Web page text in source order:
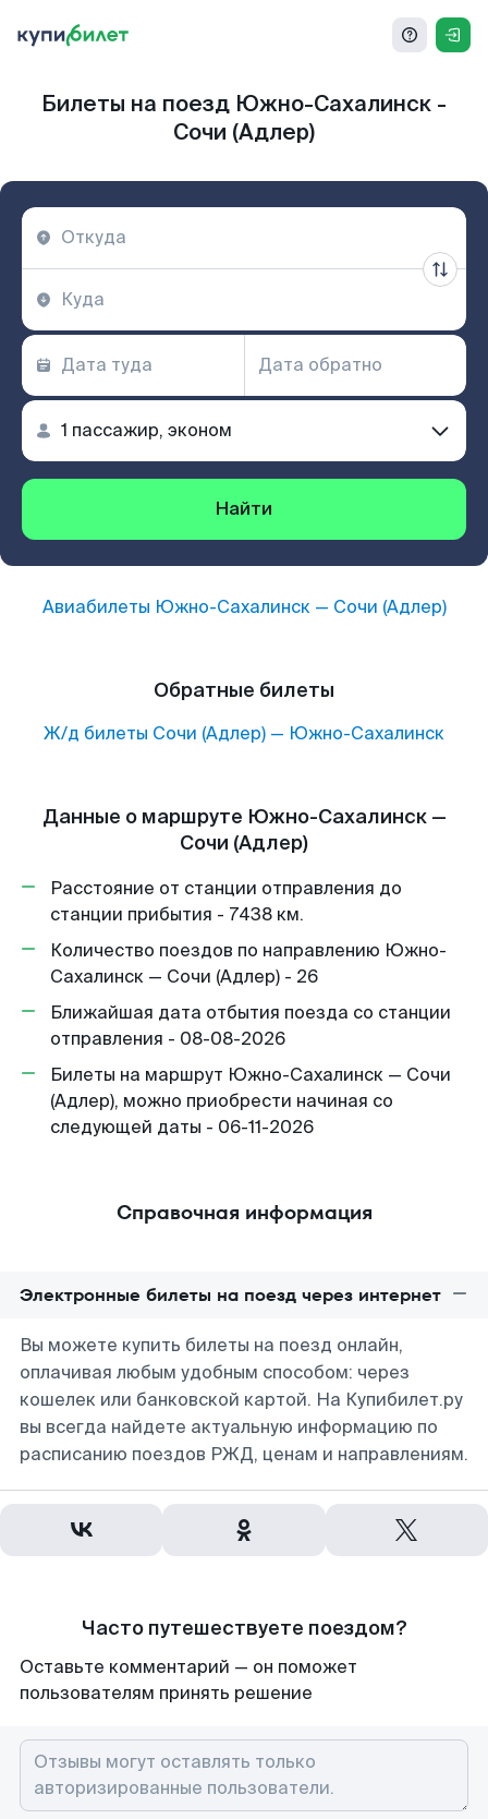
Билеты на поезд Южно-Сахалинск -
Сочи (Адлер)
Найти
Авиабилеты Южно-Сахалинск— Сочи (Адлер)
Обратные билеты
Ж/д билеты Сочи (Адлер) — Южно-Сахалинск
Данные о маршруте Южно-Сахалинск —
Сочи (Адлер)
Расстояние от станции отправления до
станции прибытия - 7438 км.
Количество поездов по направлению Южно-
Сахалинск — Сочи (Адлер) - 26
Ближайшая дата отбытия поезда со станции
отправления - 08-08-2026
Билеты на маршрут Южно-Сахалинск — Сочи
(Адлер), можно приобрести начиная со
следующей даты - 06-11-2026
Справочная информация
Электронные билеты на поезд через интернет
Вы можете купить билеты на поезд онлайн,
оплачивая любым удобным способом: через
кошелек или банковской картой. На Купибилет.ру
вы всегда найдете актуальную информацию по
расписанию поездов РЖД, ценам и направлениям.
Часто путешествуете поездом?
Оставьте комментарий — он поможет
пользователям принять решение